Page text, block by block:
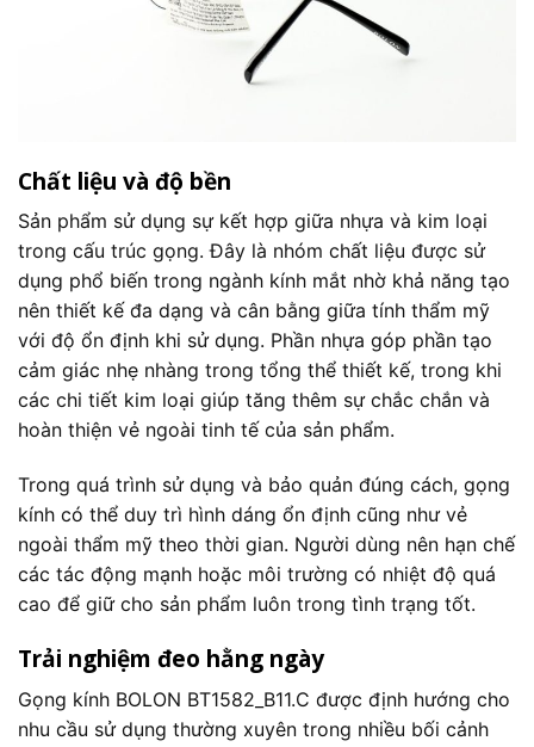
Chất liệu và độ bền
Sản phẩm sử dụng sự kết hợp giữa nhựa và kim loại
trong cấu trúc gọng. Đây là nhóm chất liệu được sử
dụng phổ biến trong ngành kính mắt nhờ khả năng tạo
nên thiết kế đa dạng và cân bằng giữa tính thẩm mỹ
với độ ổn định khi sử dụng. Phần nhựa góp phần tạo
cảm giác nhẹ nhàng trong tổng thể thiết kế, trong khi
các chi tiết kim loại giúp tăng thêm sự chắc chắn và
hoàn thiện vẻ ngoài tinh tế của sản phẩm.
Trong quá trình sử dụng và bảo quản đúng cách, gọng
kính có thể duy trì hình dáng ổn định cũng như vẻ
ngoài thẩm mỹ theo thời gian. Người dùng nên hạn chế
các tác động mạnh hoặc môi trường có nhiệt độ quá
cao để giữ cho sản phẩm luôn trong tình trạng tốt.
Trải nghiệm đeo hằng ngày
Gọng kính BOLON BT1582_B11.C được định hướng cho
nhu cầu sử dụng thường xuyên trong nhiều bối cảnh